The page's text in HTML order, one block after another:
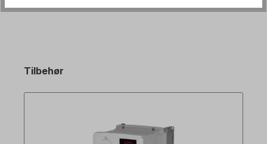
Tilbehør